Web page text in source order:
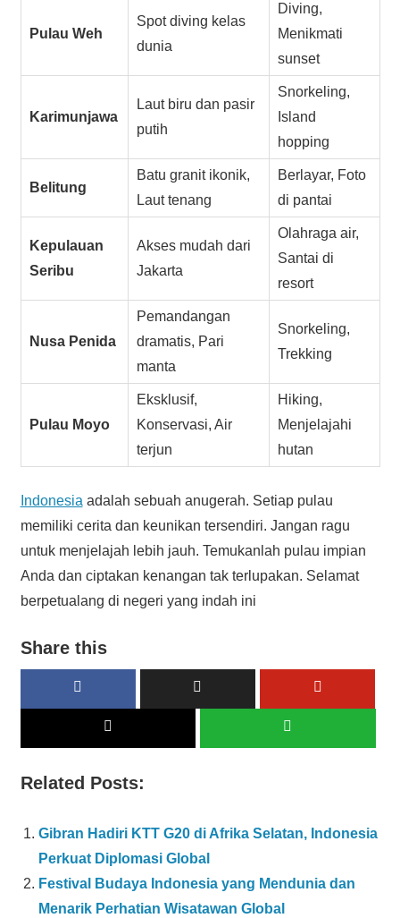
Pulau Weh
Spot diving kelas
dunia
Diving,
Menikmati
sunset
Karimunjawa
Laut biru dan pasir
putih
Snorkeling,
Island
hopping
Belitung
Batu granit ikonik,
Laut tenang
Berlayar, Foto
di pantai
Kepulauan
Seribu
Akses mudah dari
Jakarta
Olahraga air,
Santai di
resort
Nusa Penida
Pemandangan
dramatis, Pari
manta
Snorkeling,
Trekking
Pulau Moyo
Eksklusif,
Konservasi, Air
terjun
Hiking,
Menjelajahi
hutan
Indonesia adalah sebuah anugerah. Setiap pulau
memiliki cerita dan keunikan tersendiri. Jangan ragu
untuk menjelajah lebih jauh. Temukanlah pulau impian
Anda dan ciptakan kenangan tak terlupakan. Selamat
berpetualang di negeri yang indah ini
Share this
Related Posts:
Gibran Hadiri KTT G20 di Afrika Selatan, Indonesia
Perkuat Diplomasi Global
Festival Budaya Indonesia yang Mendunia dan
Menarik Perhatian Wisatawan Global